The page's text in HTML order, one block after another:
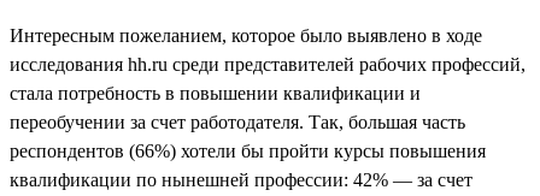
Интересным пожеланием, которое было выявлено в ходе
исследования hh.ru среди представителей рабочих профессий,
стала потребность в повышении квалификации и
переобучении за счет работодателя. Так, большая часть
респондентов (66%) хотели бы пройти курсы повышения
квалификации по нынешней профессии: 42% — за счет